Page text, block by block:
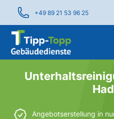
+49 89 21 53 96 25
Angebotserstellung in